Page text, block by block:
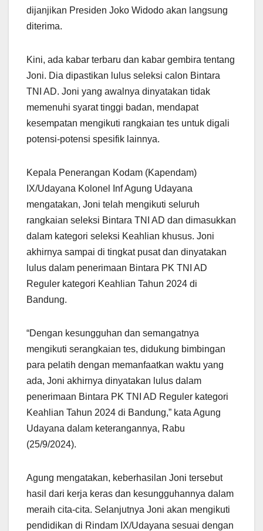
dijanjikan Presiden Joko Widodo akan langsung
diterima.
Kini, ada kabar terbaru dan kabar gembira tentang
Joni. Dia dipastikan lulus seleksi calon Bintara
TNI AD. Joni yang awalnya dinyatakan tidak
memenuhi syarat tinggi badan, mendapat
kesempatan mengikuti rangkaian tes untuk digali
potensi-potensi spesifik lainnya.
Kepala Penerangan Kodam (Kapendam)
IX/Udayana Kolonel Inf Agung Udayana
mengatakan, Joni telah mengikuti seluruh
rangkaian seleksi Bintara TNI AD dan dimasukkan
dalam kategori seleksi Keahlian khusus. Joni
akhirnya sampai di tingkat pusat dan dinyatakan
lulus dalam penerimaan Bintara PK TNI AD
Reguler kategori Keahlian Tahun 2024 di
Bandung.
“Dengan kesungguhan dan semangatnya
mengikuti serangkaian tes, didukung bimbingan
para pelatih dengan memanfaatkan waktu yang
ada, Joni akhirnya dinyatakan lulus dalam
penerimaan Bintara PK TNI AD Reguler kategori
Keahlian Tahun 2024 di Bandung,” kata Agung
Udayana dalam keterangannya, Rabu
(25/9/2024).
Agung mengatakan, keberhasilan Joni tersebut
hasil dari kerja keras dan kesungguhannya dalam
meraih cita-cita. Selanjutnya Joni akan mengikuti
pendidikan di Rindam IX/Udayana sesuai dengan